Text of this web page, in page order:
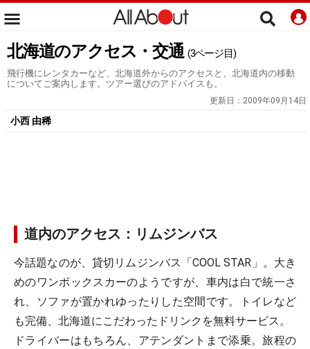
北海道のアクセス・交通 (3ページ目)
飛行機にレンタカーなど、北海道外からのアクセスと、北海道内の移動
についてご案内します。ツアー選びのアドバイスも。
更新日： 2009年09月14日
小西 由稀
道内のアクセス：リムジンバス
今話題なのが、貸切リムジンバス「COOL STAR」。大き
めのワンボックスカーのようですが、車内は白で統一さ
れ、ソファが置かれゆったりした空間です。トイレなど
も完備、北海道にこだわったドリンクを無料サービス。
ドライバーはもちろん、アテンダントまで添乗。旅程の